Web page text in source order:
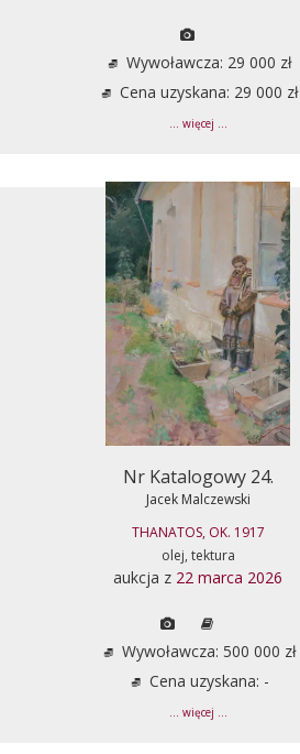
Wywoławcza: 29 000 zł
Cena uzyskana: 29 000 zł
... więcej ...
Nr Katalogowy 24.
Jacek Malczewski
THANATOS, OK. 1917
olej, tektura
aukcja z 22 marca 2026
Wywoławcza: 500 000 zł
Cena uzyskana: -
... więcej ...